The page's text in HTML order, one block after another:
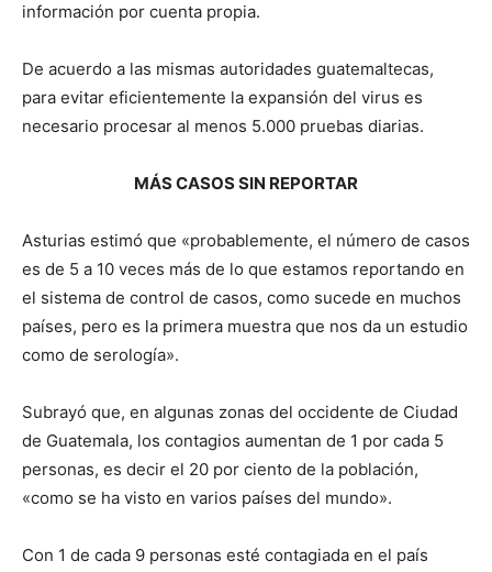
información por cuenta propia.
De acuerdo a las mismas autoridades guatemaltecas,
para evitar eficientemente la expansión del virus es
necesario procesar al menos 5.000 pruebas diarias.
MÁS CASOS SIN REPORTAR
Asturias estimó que «probablemente, el número de casos
es de 5 a 10 veces más de lo que estamos reportando en
el sistema de control de casos, como sucede en muchos
países, pero es la primera muestra que nos da un estudio
como de serología».
Subrayó que, en algunas zonas del occidente de Ciudad
de Guatemala, los contagios aumentan de 1 por cada 5
personas, es decir el 20 por ciento de la población,
«como se ha visto en varios países del mundo».
Con 1 de cada 9 personas esté contagiada en el país